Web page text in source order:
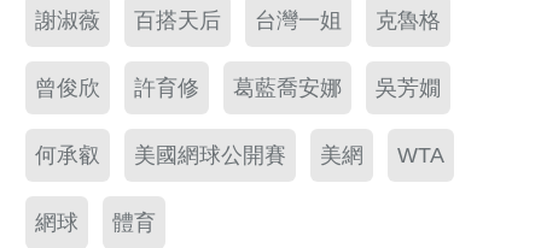
謝淑薇 百搭天后 台灣一姐 克魯格
曾俊欣 許育修 葛藍喬安娜 吳芳嫺
何承叡 美國網球公開賽 美網 WTA
網球 體育